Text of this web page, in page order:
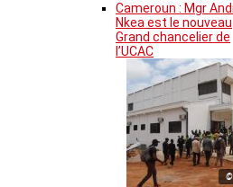
Cameroun : Mgr
Nkea est le nouveau
Grand chancelier de
l’UCAC
©